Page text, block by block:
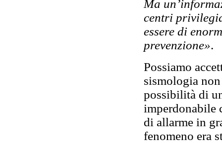
Ma
centri
essere di
prevenzione».
Possiamo
sismologia
possibilità di
imperdonabile
di allarme in
fenomeno era